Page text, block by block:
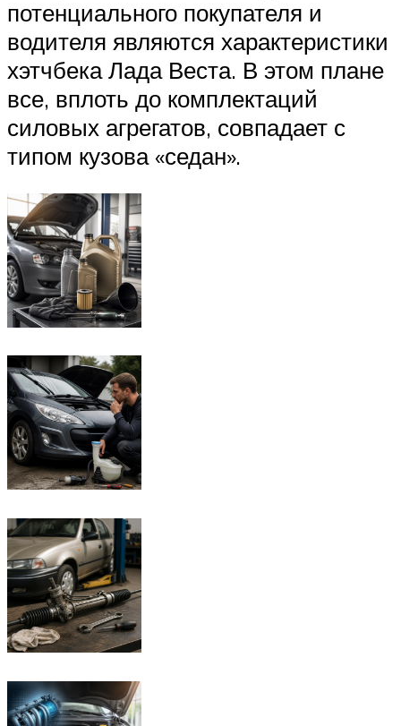
потенциального покупателя и
водителя являются характеристики
хэтчбека Лада Веста. В этом плане
все, вплоть до комплектаций
силовых агрегатов, совпадает с
типом кузова «седан».